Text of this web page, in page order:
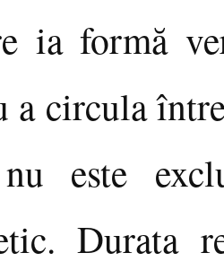
ia formă
a circula
este
Durata